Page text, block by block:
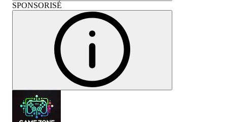
SPONSORISÉ